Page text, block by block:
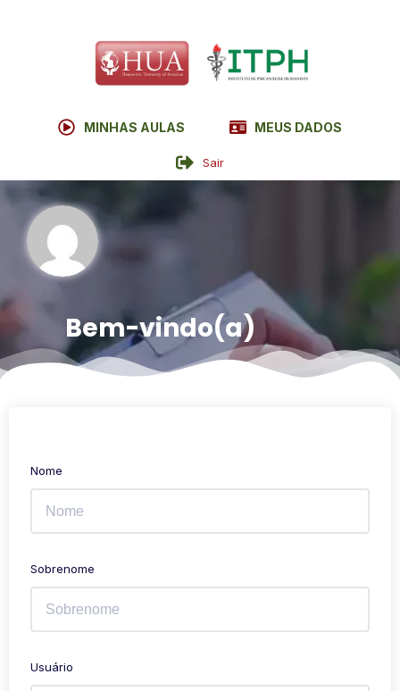
MINHAS AULAS MEUS DADOS
Sair
Bem-vindo(a)
Nome
Sobrenome
Usuário